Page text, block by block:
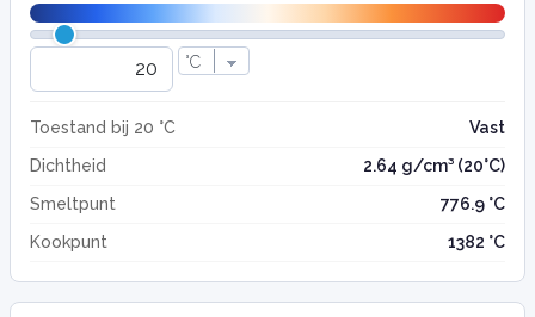
Toestand bij 20 °C
Vast
Dichtheid
2.64 g/cm³ (20°C)
Smeltpunt
776.9 °C
Kookpunt
1382 °C